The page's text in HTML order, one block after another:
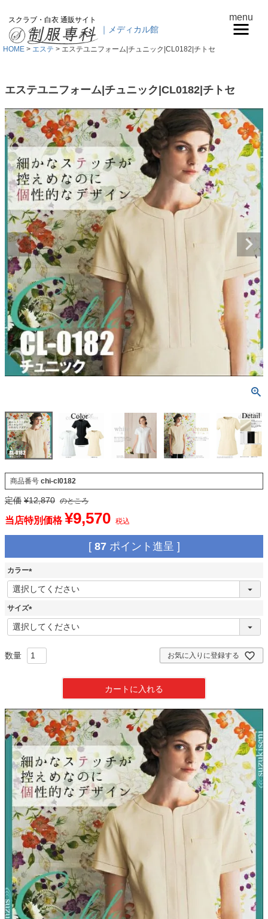
スクラブ・白衣 通販サイト
｜メディカル館
menu
HOME エステ エステユニフォーム|チュニック|CL0182|チトセ
エステユニフォーム|チュニック|CL0182|チトセ
商品番号 chi-cl0182
定価 ¥12,870 のところ
当店特別価格 ¥9,570 税込
[ 87 ポイント進呈 ]
カラー
(
必
須
サイズ
(
必
お気に入りに登録する
カートに入れる